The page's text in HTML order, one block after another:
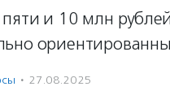
и 10 млн
· 27.08.2025